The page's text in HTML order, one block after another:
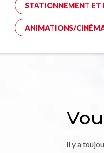
STATIONNEMENT ET
ANIMATIONS/
Il y a